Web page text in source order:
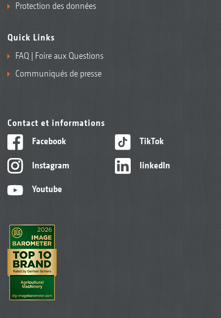
Protection des données
Quick Links
FAQ | Foire aux Questions
Communiqués de presse
Contact et informations
Facebook
Instagram
Youtube
TikTok
linkedIn